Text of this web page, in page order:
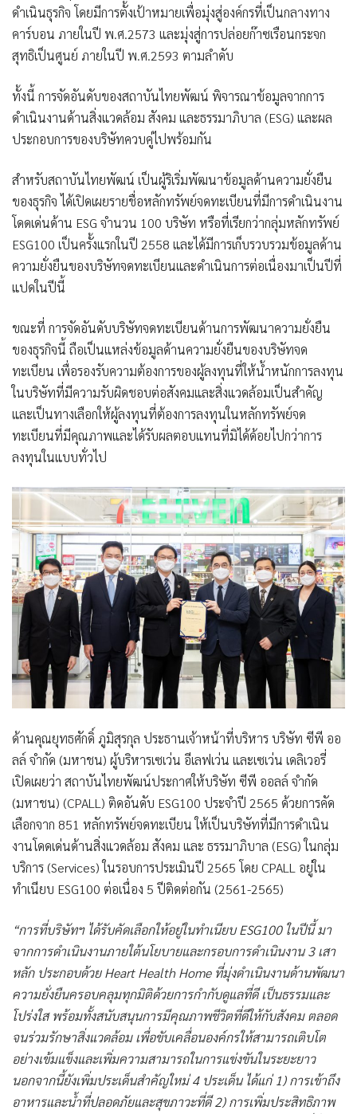
ดำเนินธุรกิจ โดยมีการตั้งเป้าหมายเพื่อมุ่งสู่องค์กรที่เป็นกลางทาง
คาร์บอน ภายในปี พ.ศ.2573 และมุ่งสู่การปล่อยก๊าซเรือนกระจก
สุทธิเป็นศูนย์ ภายในปี พ.ศ.2593 ตามลำดับ
ทั้งนี้ การจัดอันดับของสถาบันไทยพัฒน์ พิจารณาข้อมูลจากการ
ดำเนินงานด้านสิ่งแวดล้อม สังคม และธรรมาภิบาล (ESG) และผล
ประกอบการของบริษัทควบคู่ไปพร้อมกัน
สำหรับสถาบันไทยพัฒน์ เป็นผู้ริเริ่มพัฒนาข้อมูลด้านความยั่งยืน
ของธุรกิจ ได้เปิดเผยรายชื่อหลักทรัพย์จดทะเบียนที่มีการดำเนินงาน
โดดเด่นด้าน ESG จำนวน 100 บริษัท หรือที่เรียกว่ากลุ่มหลักทรัพย์
ESG100 เป็นครั้งแรกในปี 2558 และได้มีการเก็บรวบรวมข้อมูลด้าน
ความยั่งยืนของบริษัทจดทะเบียนและดำเนินการต่อเนื่องมาเป็นปีที่
แปดในปีนี้
ขณะที่ การจัดอันดับบริษัทจดทะเบียนด้านการพัฒนาความยั่งยืน
ของธุรกิจนี้ ถือเป็นแหล่งข้อมูลด้านความยั่งยืนของบริษัทจด
ทะเบียน เพื่อรองรับความต้องการของผู้ลงทุนที่ให้น้ำหนักการลงทุน
ในบริษัทที่มีความรับผิดชอบต่อสังคมและสิ่งแวดล้อมเป็นสำคัญ
และเป็นทางเลือกให้ผู้ลงทุนที่ต้องการลงทุนในหลักทรัพย์จด
ทะเบียนที่มีคุณภาพและได้รับผลตอบแทนที่มิได้ด้อยไปกว่าการ
ลงทุนในแบบทั่วไป
ด้านคุณยุทธศักดิ์ ภูมิสุรกุล ประธานเจ้าหน้าที่บริหาร บริษัท ซีพี ออ
ลล์ จำกัด (มหาชน) ผู้บริหารเซเว่น อีเลฟเว่น และเซเว่น เดลิเวอรี่
เปิดเผยว่า สถาบันไทยพัฒน์ประกาศให้บริษัท ซีพี ออลล์ จำกัด
(มหาชน) (CPALL) ติดอันดับ ESG100 ประจำปี 2565 ด้วยการคัด
เลือกจาก 851 หลักทรัพย์จดทะเบียน ให้เป็นบริษัทที่มีการดำเนิน
งานโดดเด่นด้านสิ่งแวดล้อม สังคม และ ธรรมาภิบาล (ESG) ในกลุ่ม
บริการ (Services) ในรอบการประเมินปี 2565 โดย CPALL อยู่ใน
ทำเนียบ ESG100 ต่อเนื่อง 5 ปีติดต่อกัน (2561-2565)
“การที่บริษัทฯ ได้รับคัดเลือกให้อยู่ในทำเนียบ ESG100 ในปีนี้ มา
จากการดำเนินงานภายใต้นโยบายและกรอบการดำเนินงาน 3 เสา
หลัก ประกอบด้วย Heart Health Home ที่มุ่งดำเนินงานด้านพัฒนา
ความยั่งยืนครอบคลุมทุกมิติด้วยการกำกับดูแลที่ดี เป็นธรรมและ
โปร่งใส พร้อมทั้งสนับสนุนการมีคุณภาพชีวิตที่ดีให้กับสังคม ตลอด
จนร่วมรักษาสิ่งแวดล้อม เพื่อขับเคลื่อนองค์กรให้สามารถเติบโต
อย่างเข้มแข็งและเพิ่มความสามารถในการแข่งขันในระยะยาว
นอกจากนี้ยังเพิ่มประเด็นสำคัญใหม่ 4 ประเด็น ได้แก่ 1) การเข้าถึง
อาหารและน้ำที่ปลอดภัยและสุขภาวะที่ดี 2) การเพิ่มประสิทธิภาพ